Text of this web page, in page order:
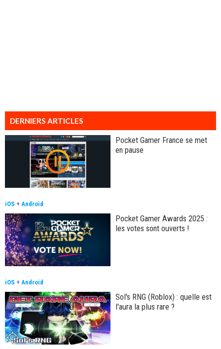
DERNIERS ARTICLES
Pocket Gamer France se met
en pause
iOS + Android
Pocket Gamer Awards 2025 :
les votes sont ouverts !
iOS + Android
Sol's RNG (Roblox) : quelle est
l'aura la plus rare ?